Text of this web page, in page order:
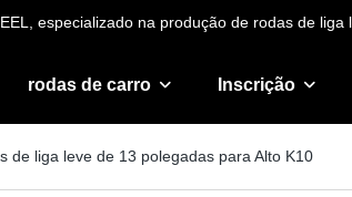
especializado na produção de rodas de liga
rodas de carro Inscrição
de liga leve de 13 polegadas para Alto K10